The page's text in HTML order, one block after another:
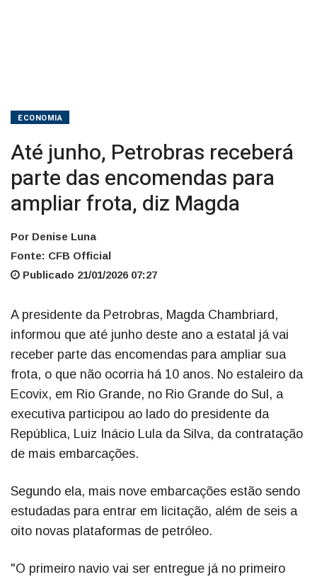
ECONOMIA
Até junho, Petrobras receberá
parte das encomendas para
ampliar frota, diz Magda
Por Denise Luna
Fonte: CFB Official
Publicado 21/01/2026 07:27
A presidente da Petrobras, Magda Chambriard,
informou que até junho deste ano a estatal já vai
receber parte das encomendas para ampliar sua
frota, o que não ocorria há 10 anos. No estaleiro da
Ecovix, em Rio Grande, no Rio Grande do Sul, a
executiva participou ao lado do presidente da
República, Luiz Inácio Lula da Silva, da contratação
de mais embarcações.
Segundo ela, mais nove embarcações estão sendo
estudadas para entrar em licitação, além de seis a
oito novas plataformas de petróleo.
"O primeiro navio vai ser entregue já no primeiro